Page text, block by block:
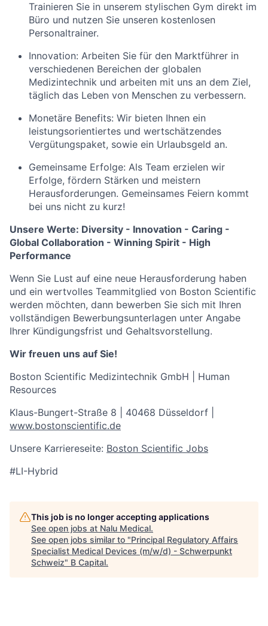
Trainieren Sie in unserem stylischen Gym direkt im
Büro und nutzen Sie unseren kostenlosen
Personaltrainer.
Innovation: Arbeiten Sie für den Marktführer in
verschiedenen Bereichen der globalen
Medizintechnik und arbeiten mit uns an dem Ziel,
täglich das Leben von Menschen zu verbessern.
Monetäre Benefits: Wir bieten Ihnen ein
leistungsorientiertes und wertschätzendes
Vergütungspaket, sowie ein Urlaubsgeld an.
Gemeinsame Erfolge: Als Team erzielen wir
Erfolge, fördern Stärken und meistern
Herausforderungen. Gemeinsames Feiern kommt
bei uns nicht zu kurz!
Unsere Werte: Diversity - Innovation - Caring -
Global Collaboration - Winning Spirit - High
Performance
Wenn Sie Lust auf eine neue Herausforderung haben
und ein wertvolles Teammitglied von Boston Scientific
werden möchten, dann bewerben Sie sich mit Ihren
vollständigen Bewerbungsunterlagen unter Angabe
Ihrer Kündigungsfrist und Gehaltsvorstellung.
Wir freuen uns auf Sie!
Boston Scientific Medizintechnik GmbH | Human
Resources
Klaus-Bungert-Straße 8 | 40468 Düsseldorf |
www.bostonscientific.de
Unsere Karriereseite: Boston Scientific Jobs
#LI-Hybrid
This job is no longer accepting applications
See open jobs at Nalu Medical.
See open jobs similar to "Principal Regulatory Affairs
Specialist Medical Devices (m/w/d) - Schwerpunkt
Schweiz" B Capital.